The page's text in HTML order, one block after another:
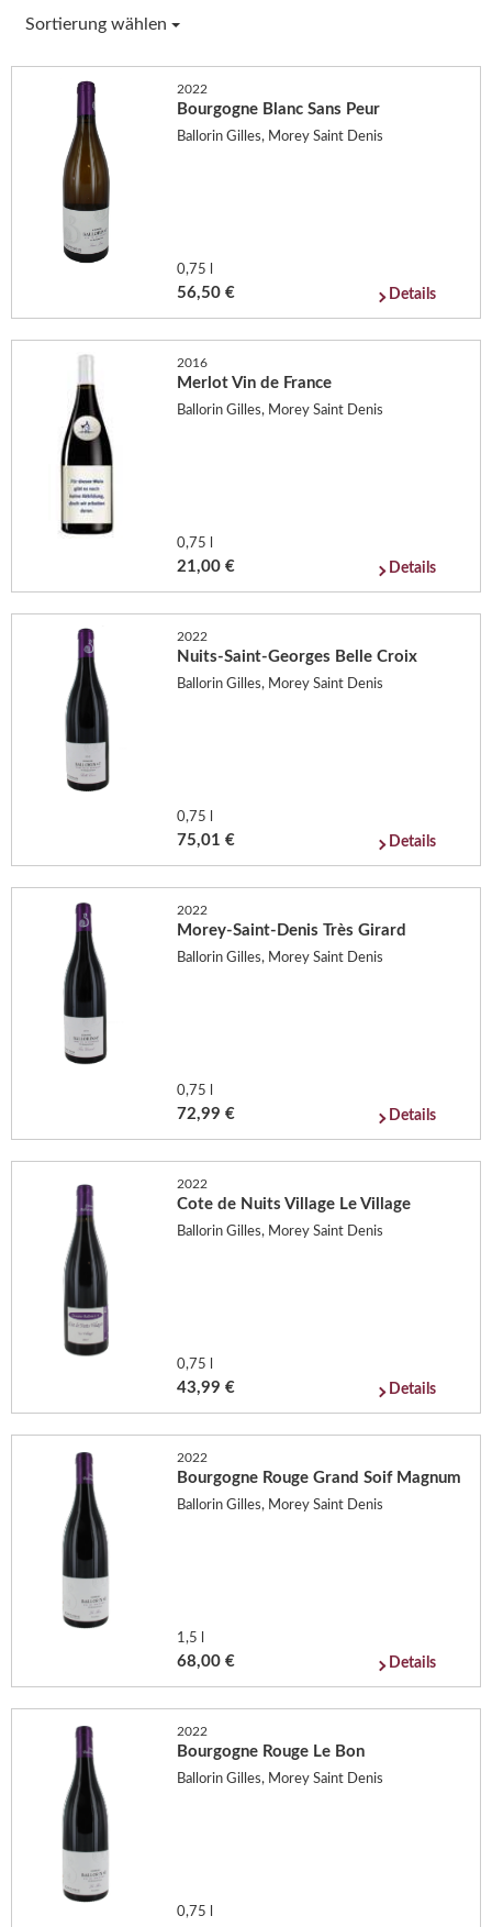
Sortierung wählen
2022
Bourgogne Blanc Sans Peur
Ballorin Gilles, Morey Saint Denis
0,75 l
56,50 € Details
2016
Merlot Vin de France
Ballorin Gilles, Morey Saint Denis
0,75 l
21,00 € Details
2022
Nuits-Saint-Georges Belle Croix
Ballorin Gilles, Morey Saint Denis
0,75 l
75,01 € Details
2022
Morey-Saint-Denis Très Girard
Ballorin Gilles, Morey Saint Denis
0,75 l
72,99 € Details
2022
Cote de Nuits Village Le Village
Ballorin Gilles, Morey Saint Denis
0,75 l
43,99 € Details
2022
Bourgogne Rouge Grand Soif Magnum
Ballorin Gilles, Morey Saint Denis
1,5 l
68,00 € Details
2022
Bourgogne Rouge Le Bon
Ballorin Gilles, Morey Saint Denis
0,75 l